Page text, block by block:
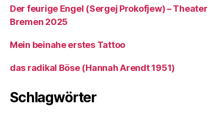
Der feurige Engel (Sergej Prokofjew) – Theater
Bremen 2025
Mein beinahe erstes Tattoo
das radikal Böse (Hannah Arendt 1951)
Schlagwörter